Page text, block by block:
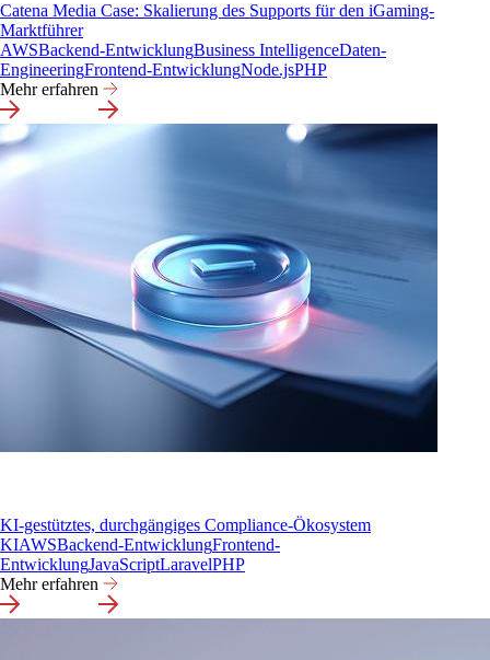
Catena Media Case: Skalierung des Supports für den iGaming-
Marktführer
AWSBackend-EntwicklungBusiness IntelligenceDaten-
EngineeringFrontend-EntwicklungNode.jsPHP
Mehr erfahren
KI-gestütztes, durchgängiges Compliance-Ökosystem
KIAWSBackend-EntwicklungFrontend-
EntwicklungJavaScriptLaravelPHP
Mehr erfahren